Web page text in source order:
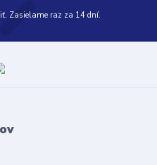
Zasielame raz za 14 dní.